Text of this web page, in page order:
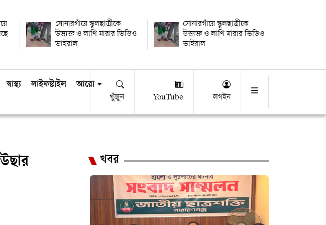
সোনারগাঁয়ে স্কুলছাত্রীকে
উত্ত্যক্ত ও লাথি মারার ভিডিও
ভাইরাল
সোনারগাঁয়ে স্কুলছাত্রীকে
উত্ত্যক্ত ও লাথি মারার ভিডিও
ভাইরাল
স্বাস্থ্য লাইফস্টাইল আরো
খুঁজুন YouTube লগইন
খবর